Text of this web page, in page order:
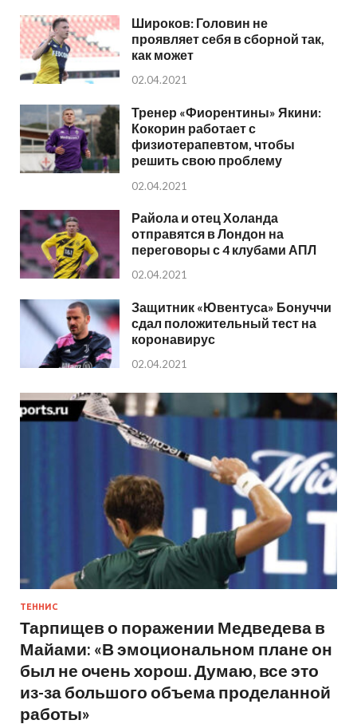
Широков: Головин не
проявляет себя в сборной так,
как может
02.04.2021
Тренер «Фиорентины» Якини:
Кокорин работает с
физиотерапевтом, чтобы
решить свою проблему
02.04.2021
Райола и отец Холанда
отправятся в Лондон на
переговоры с 4 клубами АПЛ
02.04.2021
Защитник «Ювентуса» Бонуччи
сдал положительный тест на
коронавирус
02.04.2021
ТЕННИС
Тарпищев о поражении Медведева в
Майами: «В эмоциональном плане он
был не очень хорош. Думаю, все это
из-за большого объема проделанной
работы»